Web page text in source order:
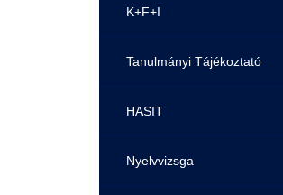
Átjelentkezés
Gyakori Kérdések
Pályaorientációs tanácsadás
MTMI Szakok
K+F+I
Tanulmányi Tájékoztató
HASIT
Nyelvvizsga